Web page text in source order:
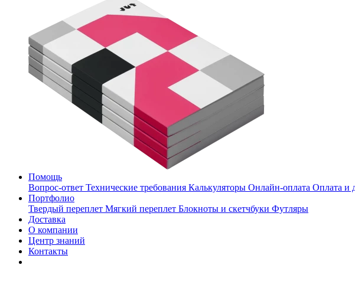
Помощь
Вопрос-ответ Технические требования Калькуляторы Онлайн-оплата Оплата и
Портфолио
Твердый переплет Мягкий переплет Блокноты и скетчбуки Футляры
Доставка
О компании
Центр знаний
Контакты